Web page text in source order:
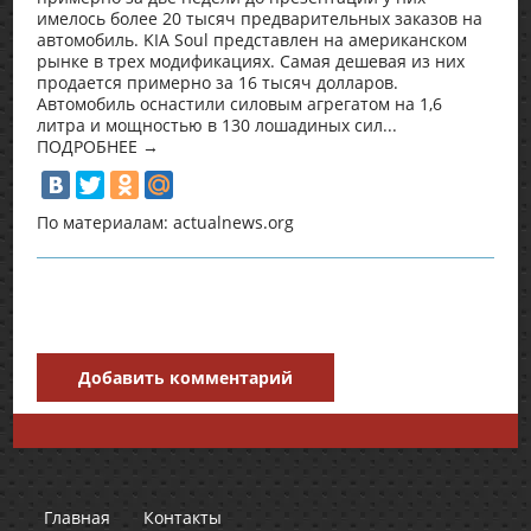
имелось более 20 тысяч предварительных заказов на
автомобиль. KIA Soul представлен на американском
рынке в трех модификациях. Самая дешевая из них
продается примерно за 16 тысяч долларов.
Автомобиль оснастили силовым агрегатом на 1,6
литра и мощностью в 130 лошадиных сил...
ПОДРОБНЕЕ →
По материалам: actualnews.org
Добавить комментарий
Главная Контакты